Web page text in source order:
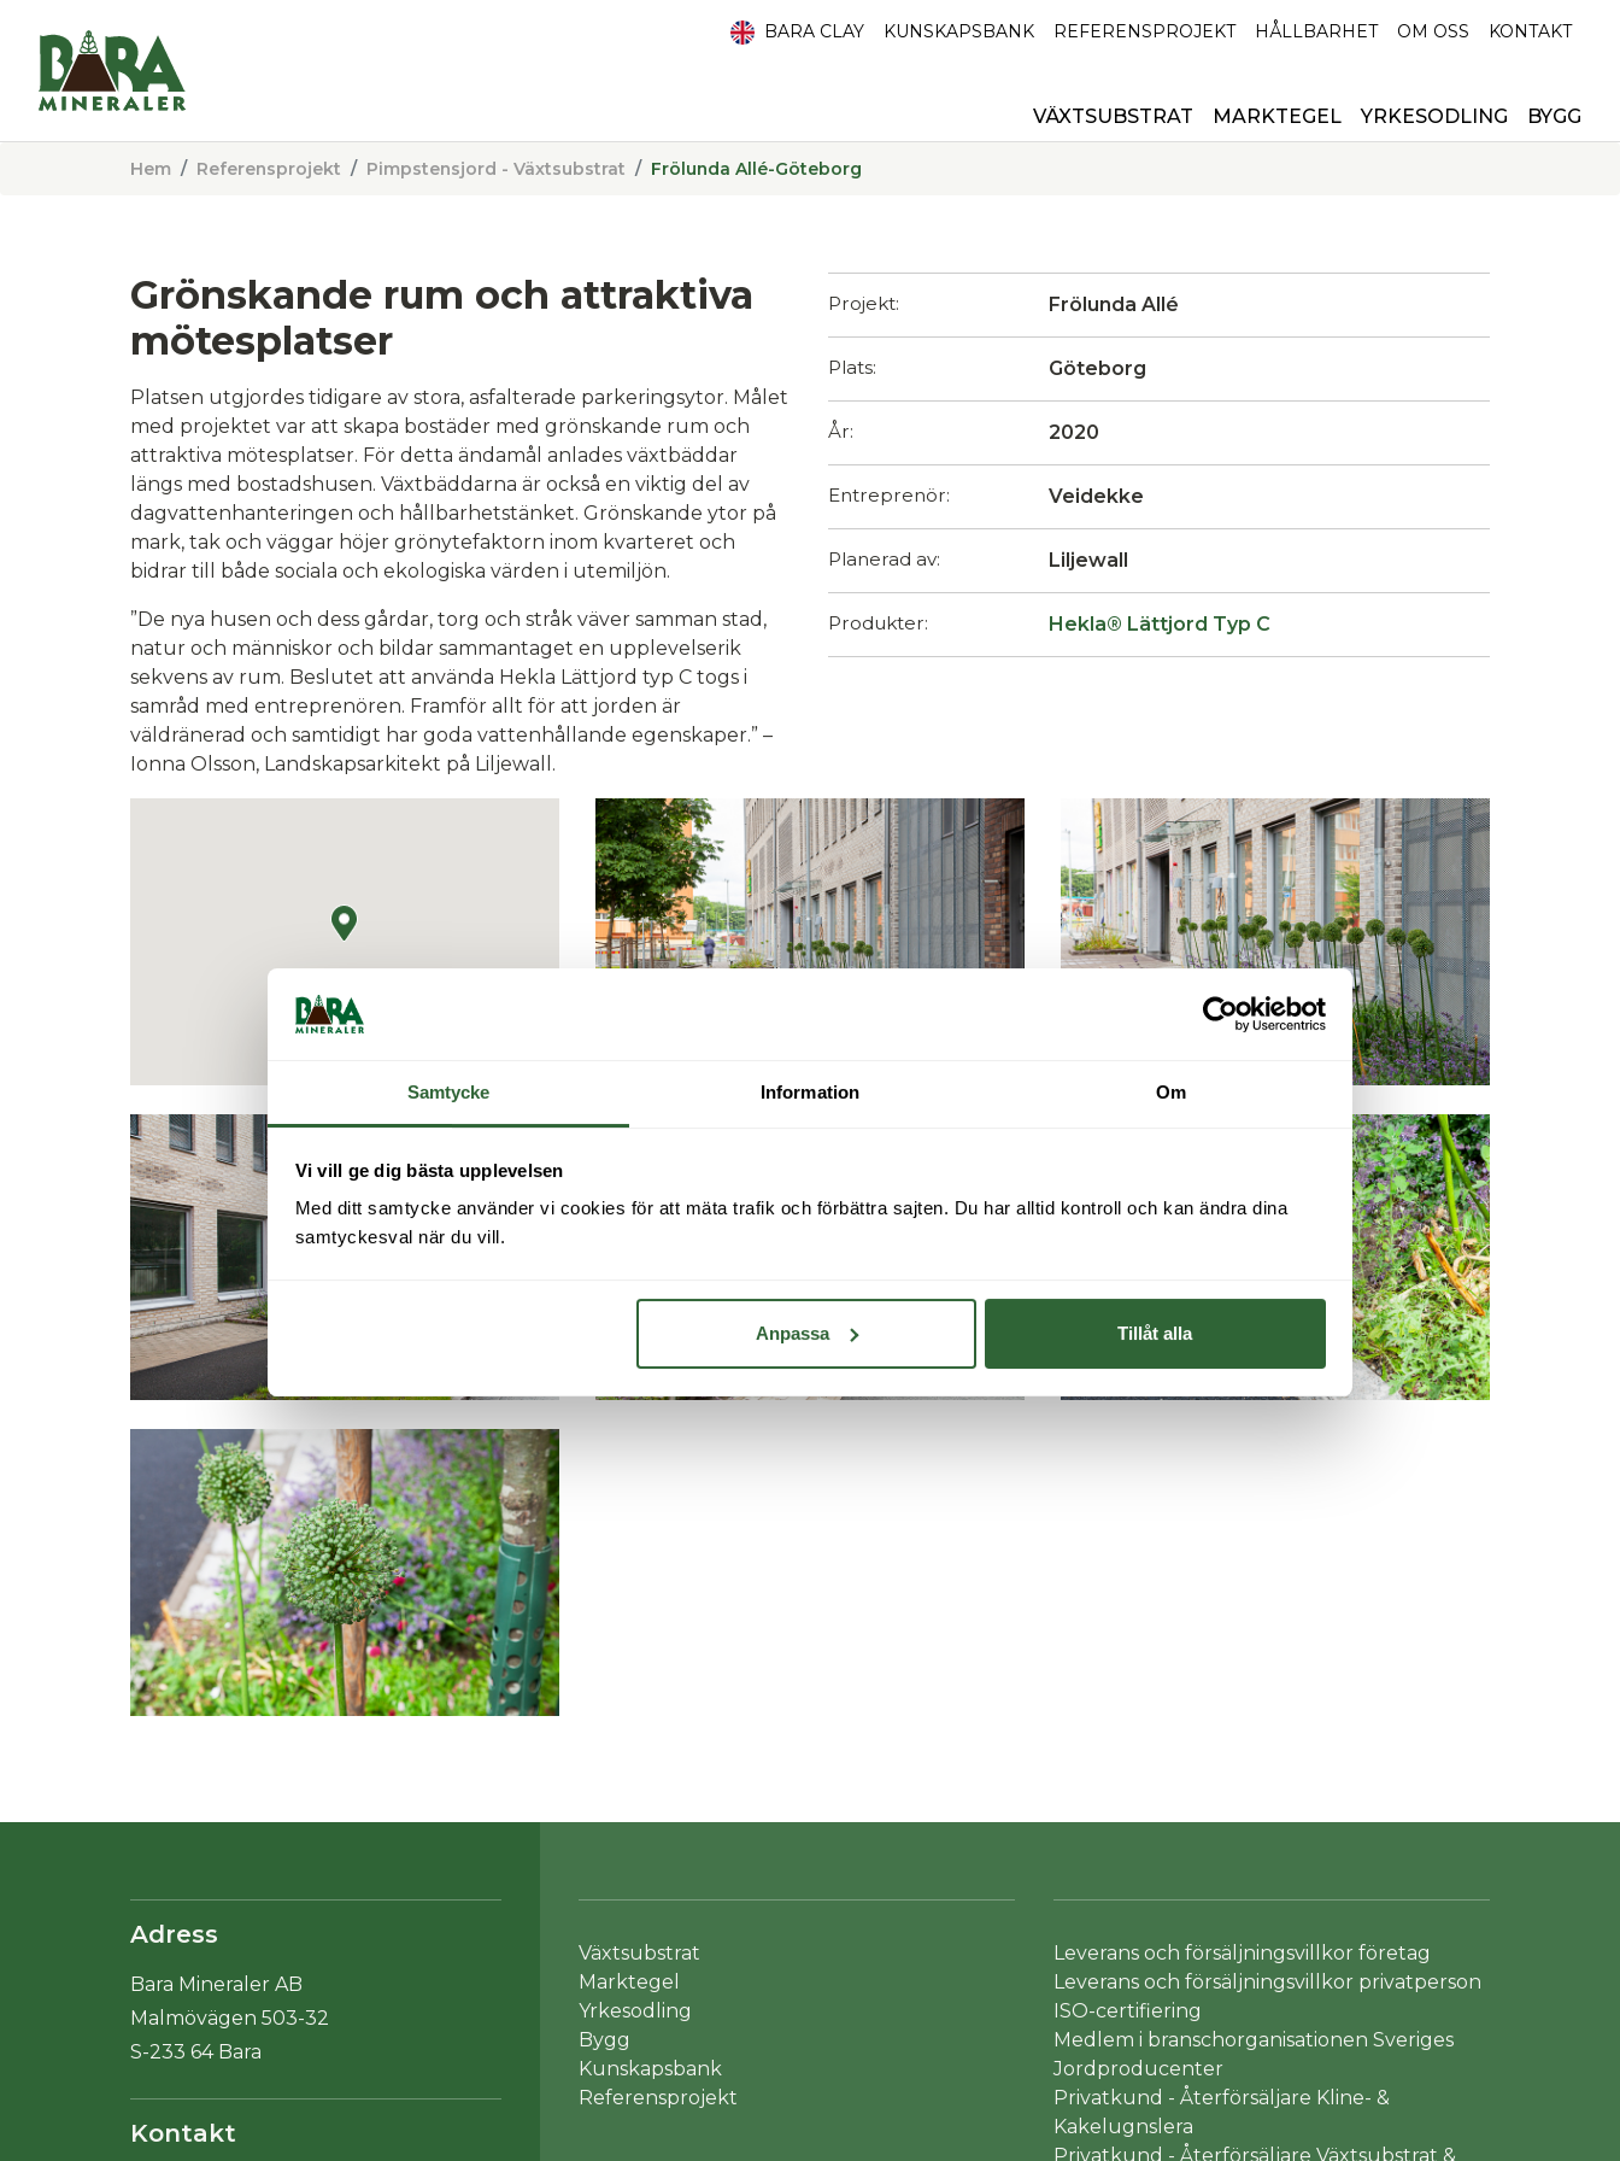
Samtycke Information Om
Vi vill ge dig bästa upplevelsen
Med ditt samtycke använder vi cookies för att mäta trafik och förbättra sajten. Du har alltid kontroll och kan ändra dina
samtyckesval när du vill.
Anpassa Tillåt alla
VÄXTSUBSTRAT MARKTEGEL YRKESODLING BYGG
BARA CLAY KUNSKAPSBANK REFERENSPROJEKT HÅLLBARHET OM OSS KONTAKT
Hem Referensprojekt Pimpstensjord - Växtsubstrat Frölunda Allé-Göteborg
Grönskande rum och attraktiva
mötesplatser
Platsen utgjordes tidigare av stora, asfalterade parkeringsytor. Målet
med projektet var att skapa bostäder med grönskande rum och
attraktiva mötesplatser. För detta ändamål anlades växtbäddar
längs med bostadshusen. Växtbäddarna är också en viktig del av
dagvattenhanteringen och hållbarhetstänket. Grönskande ytor på
mark, tak och väggar höjer grönytefaktorn inom kvarteret och
bidrar till både sociala och ekologiska värden i utemiljön.
”De nya husen och dess gårdar, torg och stråk väver samman stad,
natur och människor och bildar sammantaget en upplevelserik
sekvens av rum. Beslutet att använda Hekla Lättjord typ C togs i
samråd med entreprenören. Framför allt för att jorden är
väldränerad och samtidigt har goda vattenhållande egenskaper.” –
Ionna Olsson, Landskapsarkitekt på Liljewall.
Projekt: Frölunda Allé
Plats: Göteborg
År: 2020
Entreprenör: Veidekke
Planerad av: Liljewall
Produkter: Hekla® Lättjord Typ C
Adress
Bara Mineraler AB
Malmövägen 503-32
S-233 64 Bara
Kontakt
Växtsubstrat
Marktegel
Yrkesodling
Bygg
Kunskapsbank
Referensprojekt
Leverans och försäljningsvillkor företag
Leverans och försäljningsvillkor privatperson
ISO-certifiering
Medlem i branschorganisationen Sveriges
Jordproducenter
Privatkund - Återförsäljare Kline- &
Kakelugnslera
Privatkund - Återförsäljare Växtsubstrat &